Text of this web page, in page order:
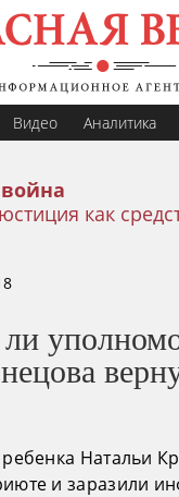
Видео Аналитика
как
Натальи
и заразили